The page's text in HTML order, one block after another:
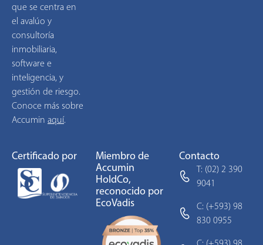
que se centra en
el avalúo y
consultoría
inmobiliaria,
software e
inteligencia, y
gestión de riesgo.
Conoce más sobre
Accumin aquí.
Certificado por
Miembro de
Accumin
HoldCo,
reconocido por
EcoVadis
Contacto
T: (02) 2 390
9041
C: (+593) 98
830 0955